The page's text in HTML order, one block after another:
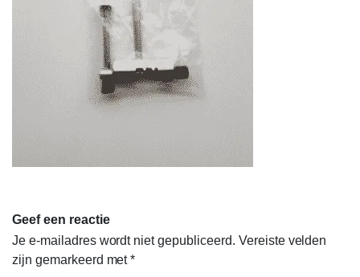
Geef een reactie
Je e-mailadres wordt niet gepubliceerd. Vereiste velden
zijn gemarkeerd met*